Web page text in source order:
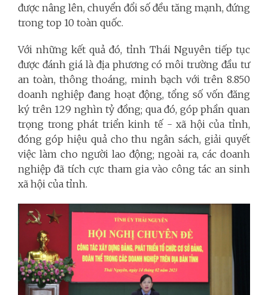
được nâng lên, chuyển đổi số đều tăng mạnh, đứng
trong top 10 toàn quốc.
Với những kết quả đó, tỉnh Thái Nguyên tiếp tục
được đánh giá là địa phương có môi trường đầu tư
an toàn, thông thoáng, minh bạch với trên 8.850
doanh nghiệp đang hoạt động, tổng số vốn đăng
ký trên 129 nghìn tỷ đồng; qua đó, góp phần quan
trọng trong phát triển kinh tế - xã hội của tỉnh,
đóng góp hiệu quả cho thu ngân sách, giải quyết
việc làm cho người lao động; ngoài ra, các doanh
nghiệp đã tích cực tham gia vào công tác an sinh
xã hội của tỉnh.